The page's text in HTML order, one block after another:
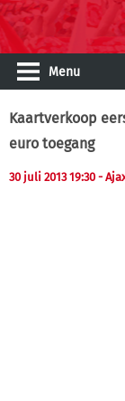
Menu
Kaartverkoop
euro toegang
30 juli 2013 19:30 -